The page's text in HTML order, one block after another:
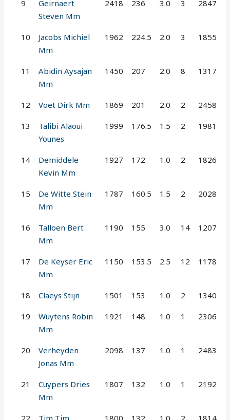
9
Geirnaert
Steven Mm
2418 236 3.0 3 2847
10
Jacobs Michiel
Mm
1962 224.5 2.0 3 1855
11
Abidin Aysajan
Mm
1450 207 2.0 8 1317
12 Voet Dirk Mm 1869 201 2.0 2 2458
13
Talibi Alaoui
Younes
1999 176.5 1.5 2 1981
14
Demiddele
Kevin Mm
1927 172 1.0 2 1826
15
De Witte Stein
Mm
1787 160.5 1.5 2 2028
16
Talloen Bert
Mm
1190 155 3.0 14 1207
17
De Keyser Eric
Mm
1150 153.5 2.5 12 1178
18 Claeys Stijn 1501 153 1.0 2 1340
19
Wuytens Robin
Mm
1921 148 1.0 1 2306
20
Verheyden
Jonas Mm
2098 137 1.0 1 2483
21
Cuypers Dries
Mm
1807 132 1.0 1 2192
22 Tim Tim 1800 132 1.0 2 1814